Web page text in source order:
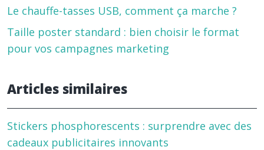
Le chauffe-tasses USB, comment ça marche ?
Taille poster standard : bien choisir le format
pour vos campagnes marketing
Articles similaires
Stickers phosphorescents : surprendre avec des
cadeaux publicitaires innovants